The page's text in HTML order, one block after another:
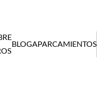
BLOGAPARCAMIENTOS